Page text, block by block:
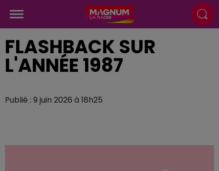
FLASHBACK SUR
L'ANNÉE 1987
Publié : 9 juin 2026 à 18h25